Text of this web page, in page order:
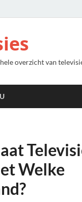
overzicht van
Welke